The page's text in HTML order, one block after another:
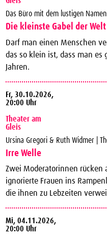
Das Büro mit dem lustigen
Die kleinste Gabel der Welt
Darf man einen Menschen
das so klein ist, dass man es
Jahren.
Fr, 30.10.2026,
20:00 Uhr
Theater am
Gleis
Ursina Gregori & Ruth Widmer |
Irre Welle
Zwei Moderatorinnen rücken
ignorierte Frauen ins
die ihnen zu Lebzeiten
Mi,04.11.2026,
20:00 Uhr